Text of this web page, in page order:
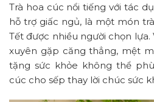
Trà hoa cúc nổi tiếng với tác
hỗ trợ giấc ngủ, là một món
Tết được nhiều người chọn
xuyên gặp căng thẳng, mệt
tặng sức khỏe không thể
cúc cho sếp thay lời chúc sức